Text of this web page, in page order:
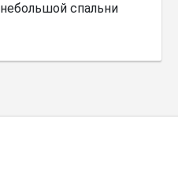
небольшой спальни